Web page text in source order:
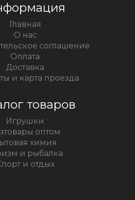
Главная
О нас
соглашение
Оплата
Доставка
и карта проезда
товаров
Игрушки
оптом
химия
и рыбалка
и отдых